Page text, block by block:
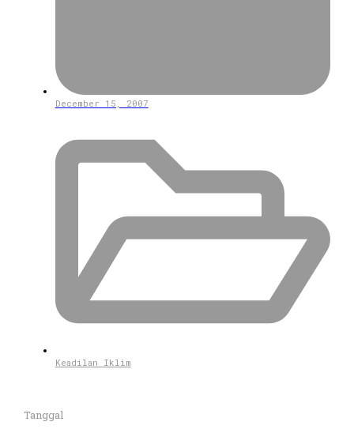
December 15, 2007
Keadilan Iklim
Tanggal